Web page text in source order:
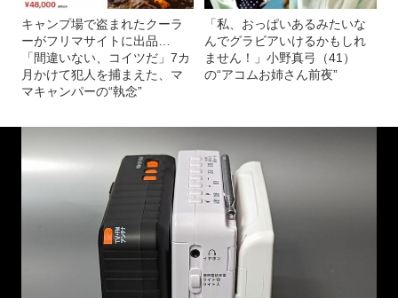
キャンプ場で盗まれたクーラ
ーがフリマサイトに出品…
「間違いない、コイツだ」7カ
月かけて犯人を捕まえた、マ
マキャンパーの“執念”
「私、おっぱいあるみたいな
んでグラビアいけるかもしれ
ません！」小野真弓（41）
の“アコムお姉さん前夜”